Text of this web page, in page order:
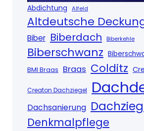
Abdichtung Alfeld
Altdeutsche
Biber Biberdach Biberkehle
Biberschwanz
BMI Braas Braas Colditz
Creaton Dachziegel
Dachsanierung
Denkmalpflege